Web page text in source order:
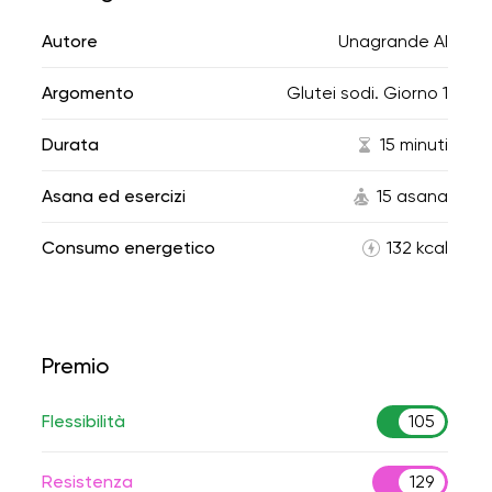
Autore Unagrande AI
Argomento Glutei sodi. Giorno 1
Durata 15 minuti
Asana ed esercizi 15 asana
Consumo energetico 132 kcal
Premio
Flessibilità 105
Resistenza 129